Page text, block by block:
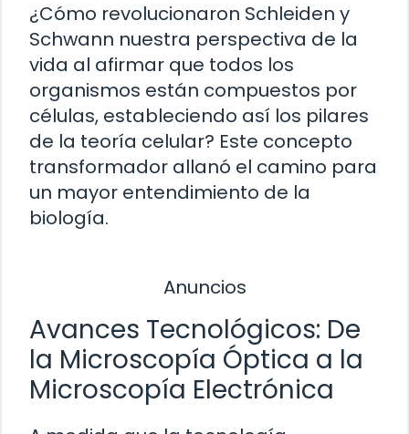
¿Cómo revolucionaron Schleiden y
Schwann nuestra perspectiva de la
vida al afirmar que todos los
organismos están compuestos por
células, estableciendo así los pilares
de la teoría celular? Este concepto
transformador allanó el camino para
un mayor entendimiento de la
biología.
Anuncios
Avances Tecnológicos: De
la Microscopía Óptica a la
Microscopía Electrónica